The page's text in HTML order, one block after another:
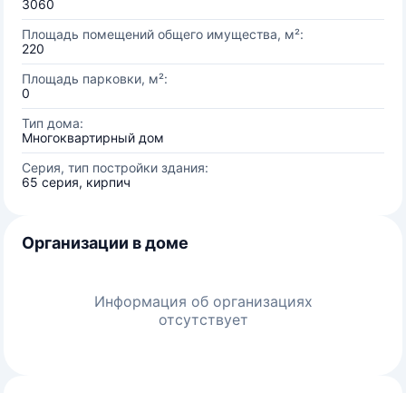
3060
Площадь помещений общего имущества, м²:
220
Площадь парковки, м²:
0
Тип дома:
Многоквартирный дом
Серия, тип постройки здания:
65 серия, кирпич
Организации в доме
Информация об организациях
отсутствует